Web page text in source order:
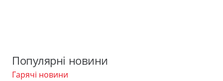
Популярні новини
Гарячі новини